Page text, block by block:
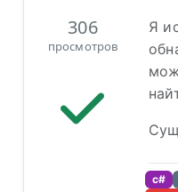
306
просмотров
Я
c#